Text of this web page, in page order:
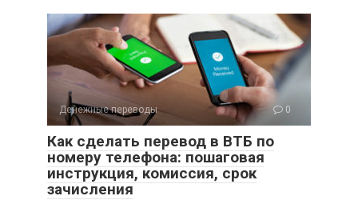
Денежные переводы 0
Как сделать перевод в ВТБ по
номеру телефона: пошаговая
инструкция, комиссия, срок
зачисления